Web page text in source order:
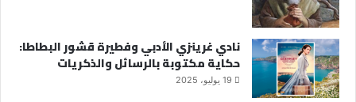
نادي غرينزي الأدبي وفطيرة قشور البطاطا:
حكاية مكتوبة بالرسائل والذكريات
19 يوليو، 2025